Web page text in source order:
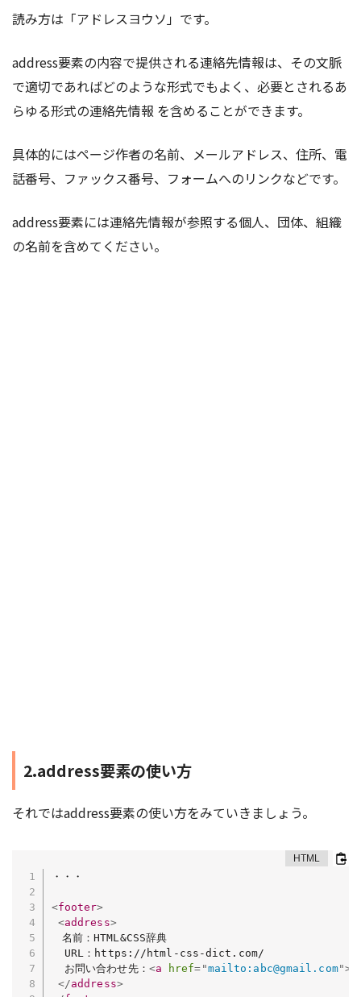
読み方は「アドレスヨウソ」です。
address要素の内容で提供される連絡先情報は、その文脈
で適切であればどのような形式でもよく、必要とされるあ
らゆる形式の連絡先情報 を含めることができます。
具体的にはページ作者の名前、メールアドレス、住所、電
話番号、ファックス番号、フォームへのリンクなどです。
address要素には連絡先情報が参照する個人、団体、組織
の名前を含めてください。
2.address要素の使い方
それではaddress要素の使い方をみていきましょう。
・・・
<footer>
<address>
名前：HTML&CSS辞典
  URL：https://html-css-dict.com/
  お問い合わせ先：
<a href= "mailto:abc@gmail.com">
</address>